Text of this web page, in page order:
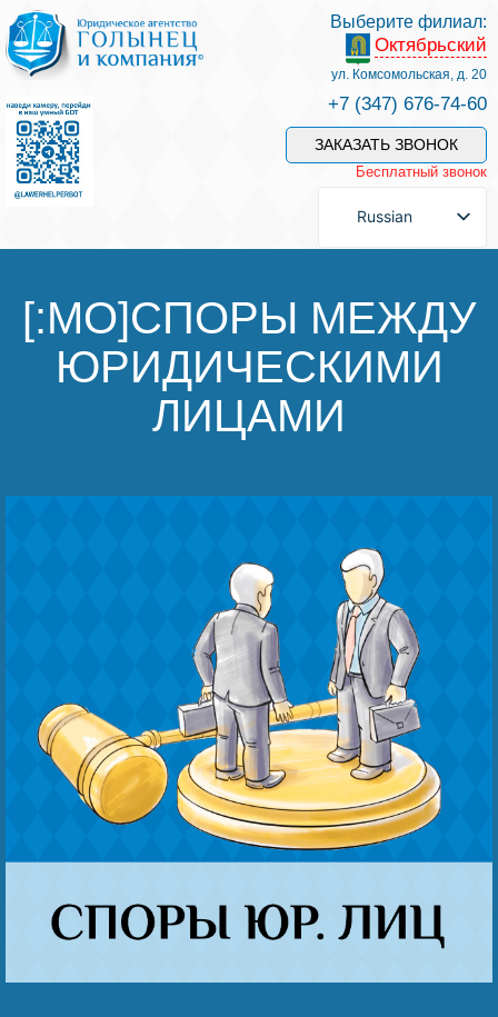
Услуги и наши специалисты
Оплата услуг
Задать вопрос
Отзывы
Полезные статьи
Выберите филиал:
Октябрьский
ул. Комсомольская, д. 20
+7 (347) 676-74-60
ЗАКАЗАТЬ ЗВОНОК
Бесплатный звонок
Russian
[:MO]СПОРЫ МЕЖДУ
ЮРИДИЧЕСКИМИ
ЛИЦАМИ